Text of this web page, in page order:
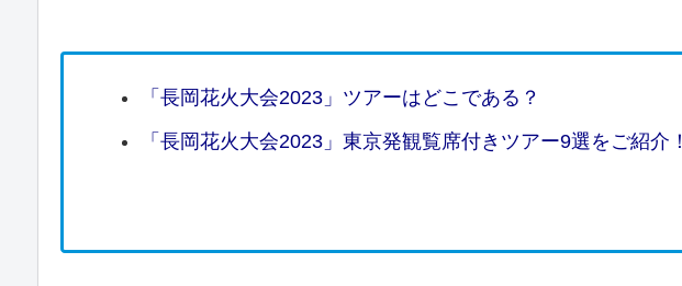
「長岡花火大会2023」ツアーはどこである？
「長岡花火大会2023」東京発観覧席付きツアー9選をご紹介！